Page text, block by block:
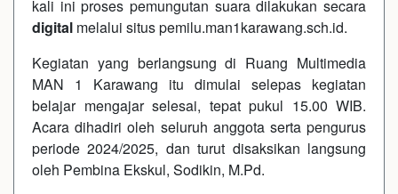
kali ini proses pemungutan suara dilakukan secara
digital melalui situs pemilu.man1karawang.sch.id.
Kegiatan yang berlangsung di Ruang Multimedia
MAN 1 Karawang itu dimulai selepas kegiatan
belajar mengajar selesai, tepat pukul 15.00 WIB.
Acara dihadiri oleh seluruh anggota serta pengurus
periode 2024/2025, dan turut disaksikan langsung
oleh Pembina Ekskul, Sodikin, M.Pd.